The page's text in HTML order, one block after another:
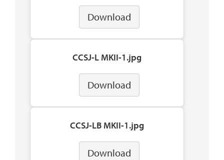
Download
CCSJ-L MKII-1.jpg
Download
CCSJ-LB MKII-1.jpg
Download